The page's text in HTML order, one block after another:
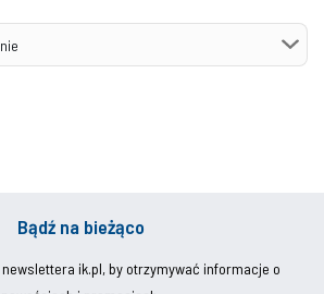
Bądź na bieżąco
ik.pl, by otrzymywać informacje o